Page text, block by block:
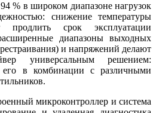
% в широком диапазоне нагрузок
снижение температуры
продлить срок эксплуатации
диапазоны выходных
и напряжений делают
универсальным решением:
его в комбинации с различными
микроконтроллер и система